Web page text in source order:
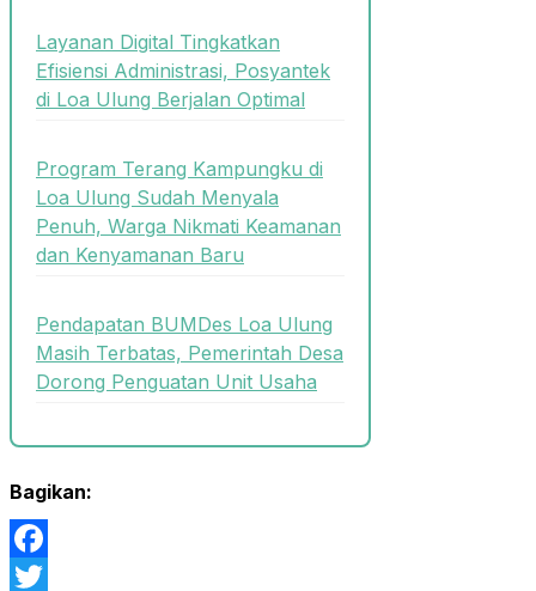
Layanan Digital Tingkatkan
Efisiensi Administrasi, Posyantek
di Loa Ulung Berjalan Optimal
Program Terang Kampungku di
Loa Ulung Sudah Menyala
Penuh, Warga Nikmati Keamanan
dan Kenyamanan Baru
Pendapatan BUMDes Loa Ulung
Masih Terbatas, Pemerintah Desa
Dorong Penguatan Unit Usaha
Bagikan:
Facebook